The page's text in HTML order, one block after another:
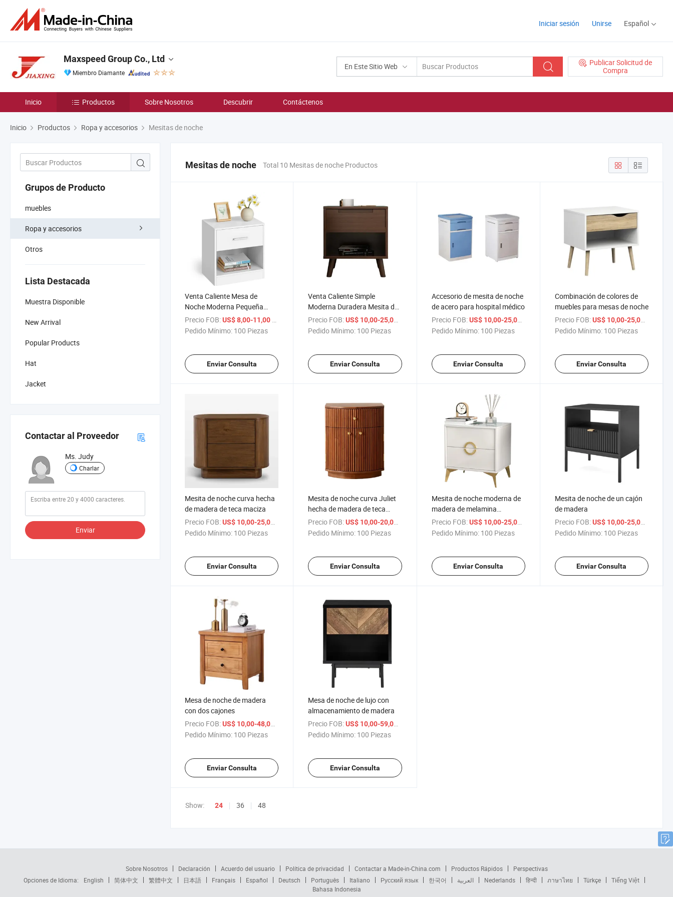
Iniciar sesión Unirse Español
En Este Sitio Web
Publicar Solicitud de
Compra
Maxspeed Group Co., Ltd
Miembro Diamante
Inicio Productos Sobre Nosotros Descubrir Contáctenos
Inicio Productos Ropa y accesorios Mesitas de noche
Grupos de Producto
muebles
Ropa y accesorios
Otros
Lista Destacada
Muestra Disponible
New Arrival
Popular Products
Hat
Jacket
Contactar al Proveedor
Ms. Judy
Charlar
Enviar
Mesitas de noche Total 10 Mesitas de noche Productos
Venta Caliente Mesa de
Noche Moderna Pequeña
Blanca
Precio FOB:US$ 8,00-11,00 / Pieza
Pedido Mínimo: 100 Piezas
Enviar Consulta
Venta Caliente Simple
Moderna Duradera Mesita de
Noche de Madera
Precio FOB: US$ 10,00-25,00
Pedido Mínimo: 100 Piezas
Enviar Consulta
Accesorio de mesita de noche
de acero para hospital médico
Precio FOB: US$ 10,00-25,00
Pedido Mínimo: 100 Piezas
Enviar Consulta
Combinación de colores de
muebles para mesas de noche
Precio FOB: US$ 10,00-25,00
Pedido Mínimo: 100 Piezas
Enviar Consulta
Mesita de noche curva hecha
de madera de teca maciza
Precio FOB:US$ 10,00-25,00
Pedido Mínimo: 100 Piezas
Enviar Consulta
Mesita de noche curva Juliet
hecha de madera de teca
maciza
Precio FOB: US$ 10,00-20,00
Pedido Mínimo: 100 Piezas
Enviar Consulta
Mesita de noche moderna de
madera de melamina
económica inteligente
Precio FOB: US$ 10,00-25,00
Pedido Mínimo: 100 Piezas
Enviar Consulta
Mesita de noche de un cajón
de madera
Precio FOB: US$ 10,00-25,00
Pedido Mínimo: 100 Piezas
Enviar Consulta
Mesa de noche de madera
con dos cajones
Precio FOB:US$ 10,00-48,00
Pedido Mínimo: 100 Piezas
Enviar Consulta
Mesa de noche de lujo con
almacenamiento de madera
Precio FOB: US$ 10,00-59,00
Pedido Mínimo: 100 Piezas
Enviar Consulta
Show: 24 36 48
Sobre Nosotros Declaración Acuerdo del usuario Política de privacidad Contactar a Made-in-China.com Productos Rápidos
Perspectivas
Opciones de Idioma:
English 简体中文 繁體中文 日本語 Français Español Deutsch Português Italiano Русский язык 한국어 العربية Nederlands हिन्दी ภาษาไทย Türkçe
Tiếng Việt
Bahasa Indonesia